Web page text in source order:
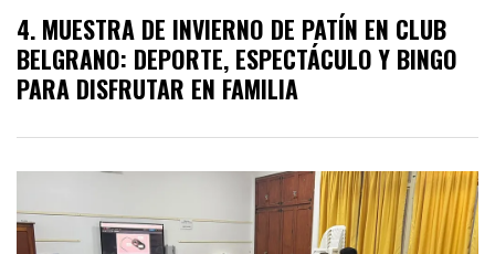
MUESTRA DE INVIERNO DE PATÍN EN CLUB
BELGRANO: DEPORTE, ESPECTÁCULO Y BINGO
PARA DISFRUTAR EN FAMILIA